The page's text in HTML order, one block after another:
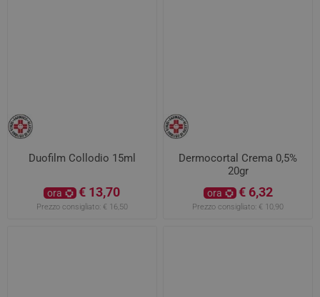
Duofilm Collodio 15ml
ora € 13,70
Prezzo consigliato: € 16,50
Dermocortal Crema 0,5%
20gr
ora € 6,32
Prezzo consigliato: € 10,90